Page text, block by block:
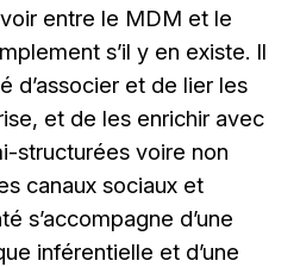
entre le MDM et le
s’il y en existe. Il
d’associer et de lier les
et de les enrichir avec
structurées voire non
canaux sociaux et
s’accompagne d’une
inférentielle et d’une